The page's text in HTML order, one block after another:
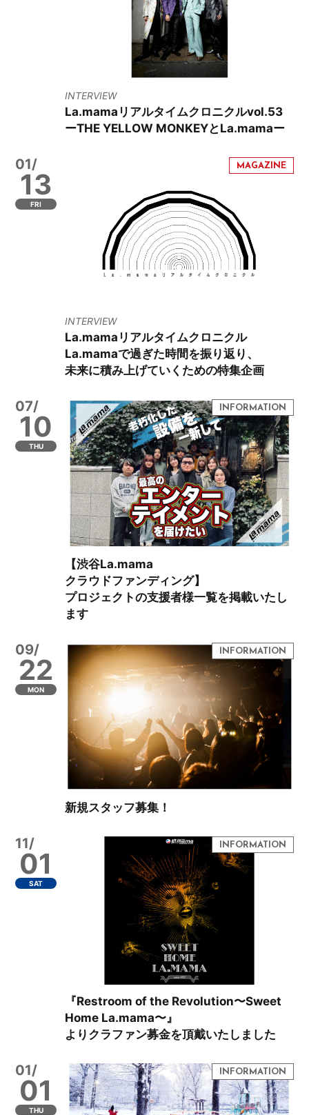
INTERVIEW
La.mamaリアルタイムクロニクルvol.53
ーTHE YELLOW MONKEYとLa.mamaー
01/
13
FRI
INTERVIEW
La.mamaリアルタイムクロニクル
La.mamaで過ぎた時間を振り返り、
未来に積み上げていくための特集企画
07/
10
THU
【渋谷La.mama
クラウドファンディング】
プロジェクトの支援者様一覧を掲載いたし
ます
09/
22
MON
新規スタッフ募集！
11/
01
SAT
『Restroom of the Revolution〜Sweet
Home La.mama〜』
よりクラファン募金を頂戴いたしました
01/
01
THU